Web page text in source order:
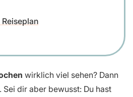
wirklich viel sehen? Dann
Sei dir aber bewusst: Du hast